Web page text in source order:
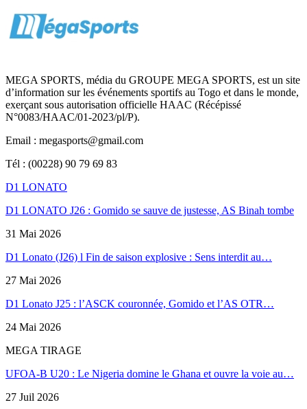
MEGA SPORTS, média du GROUPE MEGA SPORTS, est un site
d’information sur les événements sportifs au Togo et dans le monde,
exerçant sous autorisation officielle HAAC (Récépissé
N°0083/HAAC/01-2023/pl/P).
Email : megasports@gmail.com
Tél : (00228) 90 79 69 83
D1 LONATO
D1 LONATO J26 : Gomido se sauve de justesse, AS Binah tombe
31 Mai 2026
D1 Lonato (J26) l Fin de saison explosive : Sens interdit au…
27 Mai 2026
D1 Lonato J25 : l’ASCK couronnée, Gomido et l’AS OTR…
24 Mai 2026
MEGA TIRAGE
UFOA-B U20 : Le Nigeria domine le Ghana et ouvre la voie au…
27 Juil 2026